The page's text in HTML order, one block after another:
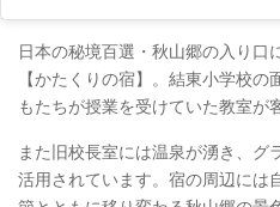
日本の秘境百選・秋山郷の入り口
【かたくりの宿】。結東小学校
もたちが授業を受けていた教室が
また旧校長室には温泉が湧き、グ
活用されています。宿の周辺には